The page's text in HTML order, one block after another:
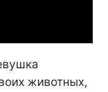
животных,